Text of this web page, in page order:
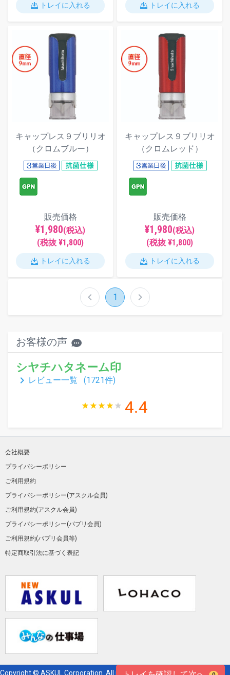
トレイに入れる トレイに入れる
キャップレス９ブリリオ
（クロムブルー）
販売価格
¥1,980(税込)
(税抜 ¥1,800)
トレイに入れる
キャップレス９ブリリオ
（クロムレッド）
販売価格
¥1,980(税込)
(税抜 ¥1,800)
トレイに入れる
chevron_left 1 chevron_right
お客様の声
シヤチハタネーム印
keyboard_arrow_right レビュー一覧 (1721件)
4.4
会社概要
プライバシーポリシー
ご利用規約
プライバシーポリシー(アスクル会員)
ご利用規約(アスクル会員)
プライバシーポリシー(パプリ会員)
ご利用規約(パプリ会員等)
特定商取引法に基づく表記
Copyright © ASKUL Corporation. All right reserved.